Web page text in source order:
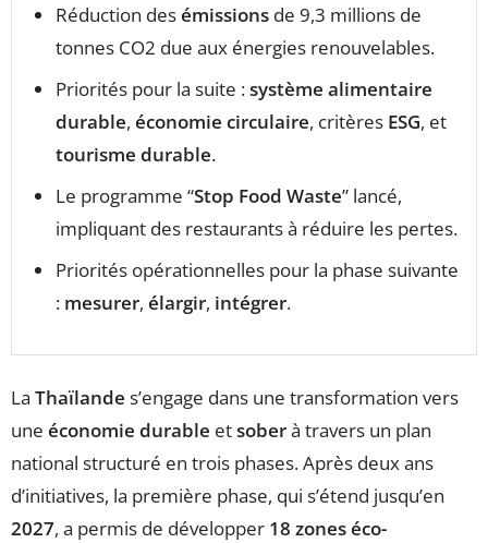
Réduction desémissions de 9,3 millions de
tonnes CO2 due aux énergies renouvelables.
Priorités pour la suite :système alimentaire
durable, économie circulaire, critères ESG, et
tourisme durable.
Le programme “Stop Food Waste” lancé,
impliquant des restaurants à réduire les pertes.
Priorités opérationnelles pour la phase suivante
: mesurer, élargir, intégrer.
La Thaïlande s’engage dans une transformation vers
une économie durable etsoberà travers un plan
national structuré en trois phases. Après deux ans
d’initiatives, la première phase, qui s’étend jusqu’en
2027, a permis de développer 18 zones éco-